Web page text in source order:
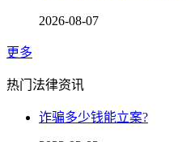
2026-08-07
更多
热门法律资讯
诈骗多少钱能立案?